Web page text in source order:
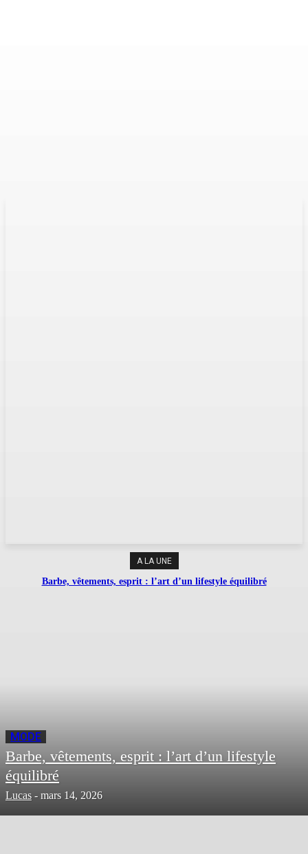
A LA UNE
Barbe, vêtements, esprit : l’art d’un lifestyle équilibré
MODE
Barbe, vêtements, esprit : l’art d’un lifestyle
équilibré
Lucas - mars 14, 2026